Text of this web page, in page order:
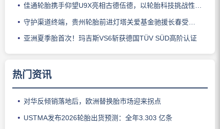
佳通轮胎携手仰望U9X亮相古德伍德，以轮胎科技挑战性能边界
守护渠道终端，贵州轮胎前进灯塔关爱基金驰援长春受灾门店
亚洲夏季胎首次！玛吉斯VS6斩获德国TÜV SÜD高阶认证
热门资讯
对华反倾销落地后，欧洲替换胎市场迎来拐点
USTMA发布2026轮胎出货预测：全年3.303 亿条